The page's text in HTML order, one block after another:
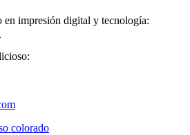
impresión digital y tecnología:
colorado